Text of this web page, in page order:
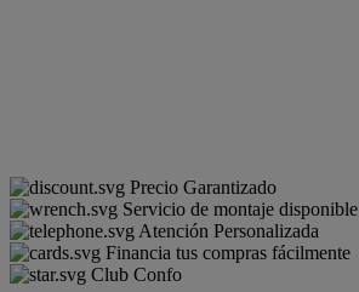
Precio Garantizado
Servicio de montaje disponible
Atención Personalizada
Financia tus compras fácilmente
Club Confo